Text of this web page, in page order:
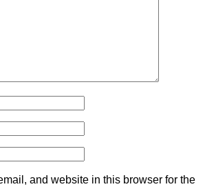
and website in this browser for the